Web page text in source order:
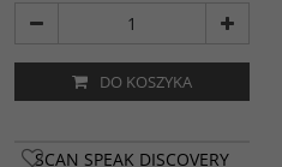
DO KOSZYKA
SCAN SPEAK DISCOVERY